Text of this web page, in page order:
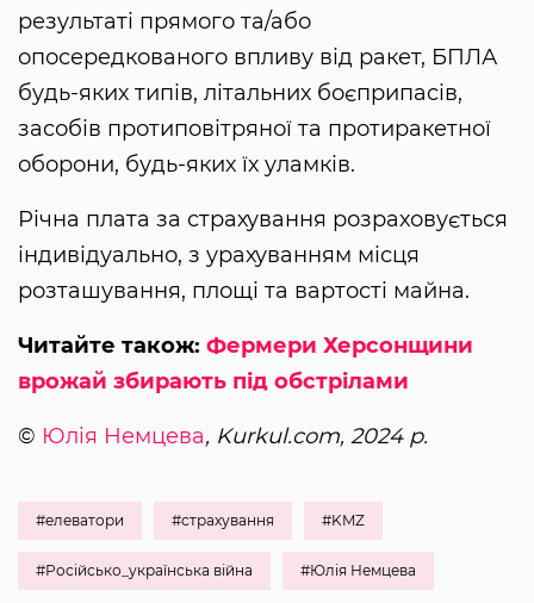
результаті прямого та/або
опосередкованого впливу від ракет, БПЛА
будь-яких типів, літальних боєприпасів,
засобів протиповітряної та протиракетної
оборони, будь-яких їх уламків.
Річна плата за страхування розраховується
індивідуально, з урахуванням місця
розташування, площі та вартості майна.
Читайте також: Фермери Херсонщини
врожай збирають під обстрілами
© Юлія Немцева, Kurkul.com, 2024 р.
#елеватори #страхування #KMZ
#Російсько_українська війна #Юлія Немцева